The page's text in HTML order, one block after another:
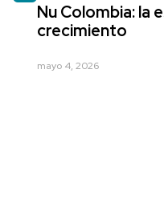
Nu Colombia: la
crecimiento
mayo 4, 2026